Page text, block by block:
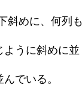
斜めに、何列
ように斜めに並
でいる。